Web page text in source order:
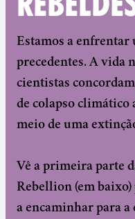
Estamos a enfrentar
precedentes. A vida
cientistas
de colapso climático
meio de uma
Vê a primeira parte
Rebellion (em baixo)
a encaminhar para a